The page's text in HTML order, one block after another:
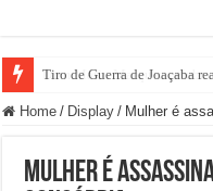
Tiro de Guerra de Joaçaba
Home / Display / Mulher é
Mulher é